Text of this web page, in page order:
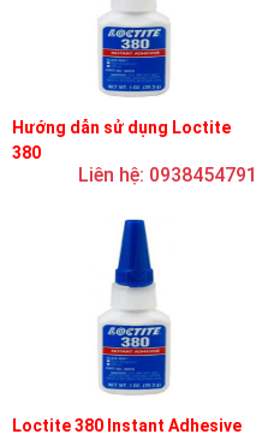
Hướng dẫn sử dụng Loctite
380
Liên hệ: 0938454791
Loctite 380 Instant Adhesive